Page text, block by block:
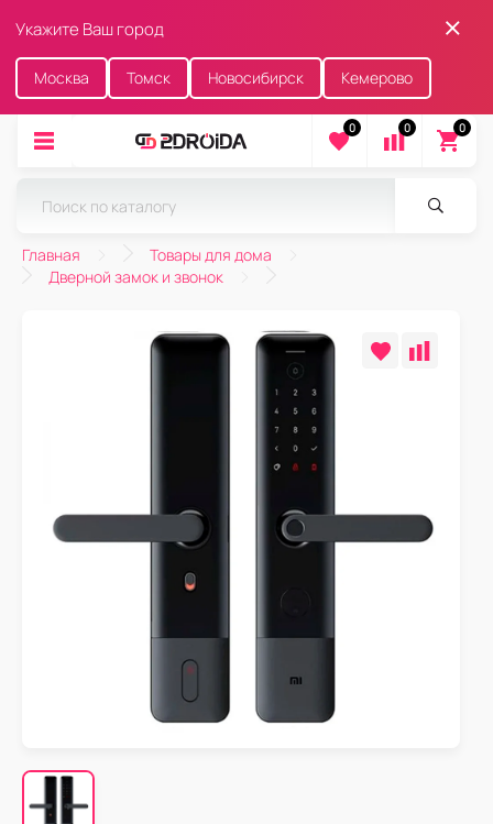
Укажите Ваш город
Москва Томск Новосибирск Кемерово
0 0 0
Главная
Товары для дома
Дверной замок и звонок